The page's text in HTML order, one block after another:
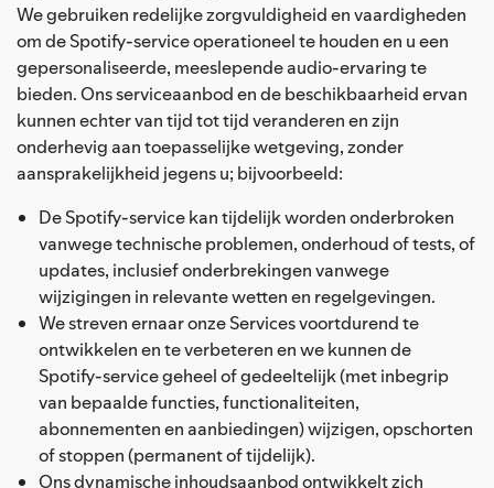
We gebruiken redelijke zorgvuldigheid en vaardigheden
om de Spotify-service operationeel te houden en u een
gepersonaliseerde, meeslepende audio-ervaring te
bieden. Ons serviceaanbod en de beschikbaarheid ervan
kunnen echter van tijd tot tijd veranderen en zijn
onderhevig aan toepasselijke wetgeving, zonder
aansprakelijkheid jegens u; bijvoorbeeld:
De Spotify-service kan tijdelijk worden onderbroken
vanwege technische problemen, onderhoud of tests, of
updates, inclusief onderbrekingen vanwege
wijzigingen in relevante wetten en regelgevingen.
We streven ernaar onze Services voortdurend te
ontwikkelen en te verbeteren en we kunnen de
Spotify-service geheel of gedeeltelijk (met inbegrip
van bepaalde functies, functionaliteiten,
abonnementen en aanbiedingen) wijzigen, opschorten
of stoppen (permanent of tijdelijk).
Ons dynamische inhoudsaanbod ontwikkelt zich